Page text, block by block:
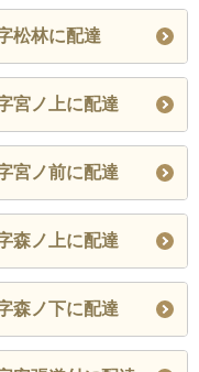
松林に配達
宮ノ上に配達
宮ノ前に配達
森ノ上に配達
森ノ下に配達